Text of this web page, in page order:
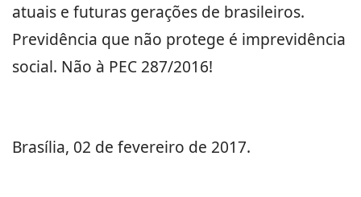
atuais e futuras gerações de brasileiros.
Previdência que não protege é imprevidência
social. Não à PEC 287/2016!
Brasília, 02 de fevereiro de 2017.